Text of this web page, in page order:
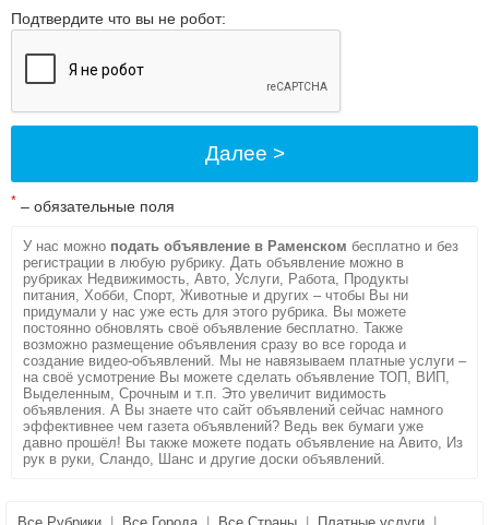
Подтвердите что вы не робот:
* – обязательные поля
У нас можно подать объявление в Раменском бесплатно и без
регистрации в любую рубрику. Дать объявление можно в
рубриках Недвижимость, Авто, Услуги, Работа, Продукты
питания, Хобби, Спорт, Животные и других – чтобы Вы ни
придумали у нас уже есть для этого рубрика. Вы можете
постоянно обновлять своё объявление бесплатно. Также
возможно размещение объявления сразу во все города и
создание видео-объявлений. Мы не навязываем платные услуги –
на своё усмотрение Вы можете сделать объявление ТОП, ВИП,
Выделенным, Срочным и т.п. Это увеличит видимость
объявления. А Вы знаете что сайт объявлений сейчас намного
эффективнее чем газета объявлений? Ведь век бумаги уже
давно прошёл! Вы также можете подать объявление на Авито, Из
рук в руки, Сландо, Шанс и другие доски объявлений.